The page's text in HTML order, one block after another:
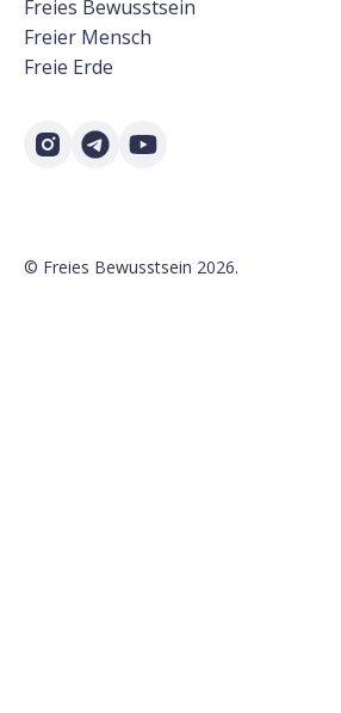
Freies Bewusstsein
Freier Mensch
Freie Erde
© Freies Bewusstsein 2026.